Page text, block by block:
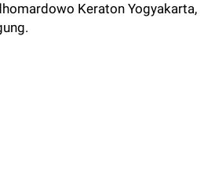
Keraton Yogyakarta,